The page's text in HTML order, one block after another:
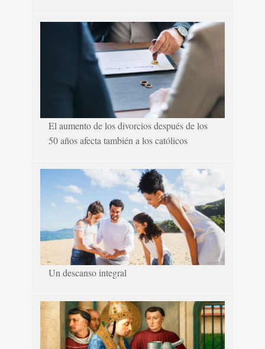
El aumento de los divorcios después de los
50 años afecta también a los católicos
Un descanso integral